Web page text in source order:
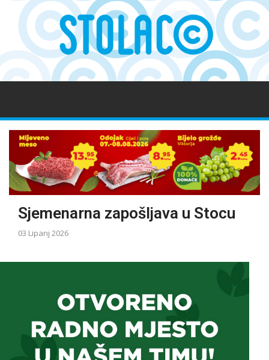
Sjemenarna zapošljava u Stocu
03 Lipanj 2026